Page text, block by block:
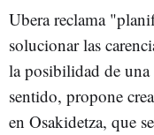
Ubera reclama
solucionar las
la posibilidad de una
sentido, propone
en Osakidetza, que